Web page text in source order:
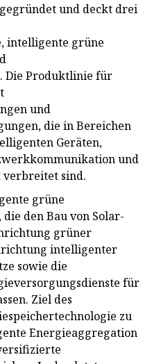
und deckt drei
intelligente grüne
Die Produktlinie für
und
die in Bereichen
Geräten,
und
verbreitet sind.
grüne
den Bau von Solar-
grüner
intelligenter
sowie die
für
Ziel des
zu
Energieaggregation